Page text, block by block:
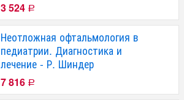
3 524 Р
Неотложная офтальмология в
педиатрии. Диагностика и
лечение - Р. Шиндер
7 816 Р